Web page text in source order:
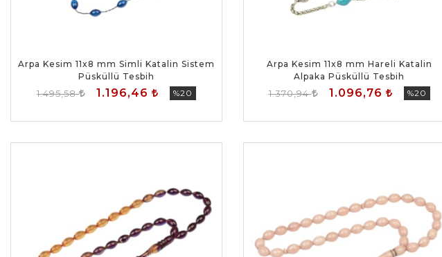
Arpa Kesim 11x8 mm Simli Katalin Sistem
Püsküllü Tesbih
1.495,58 1.196,46 %20
Arpa Kesim 11x8 mm Hareli Katalin
Alpaka Püsküllü Tesbih
1.370,94 1.096,76 %20